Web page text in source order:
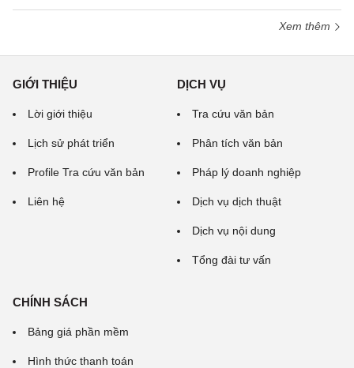
Xem thêm
GIỚI THIỆU
Lời giới thiệu
Lịch sử phát triển
Profile Tra cứu văn bản
Liên hệ
DỊCH VỤ
Tra cứu văn bản
Phân tích văn bản
Pháp lý doanh nghiệp
Dịch vụ dịch thuật
Dịch vụ nội dung
Tổng đài tư vấn
CHÍNH SÁCH
Bảng giá phần mềm
Hình thức thanh toán